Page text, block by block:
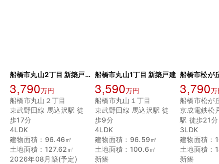
船橋市丸山2丁目 新築戸建
3,790万円
船橋市丸山２丁目
東武野田線 馬込沢駅 徒
歩17分
4LDK
建物面積：96.46㎡
土地面積：127.62㎡
2026年08月築(予定)
船橋市丸山1丁目 新築戸建
3,590万円
船橋市丸山１丁目
東武野田線 馬込沢駅 徒
歩9分
4LDK
建物面積：96.59㎡
土地面積：100.6㎡
新築
3,790万
船橋市松が
京成電鉄松
駅 徒歩21分
3LDK
建物面積：
土地面積：
新築